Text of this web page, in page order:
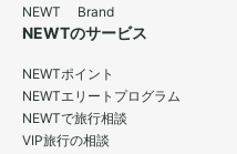
NEWT Brand
NEWTのサービス
NEWTポイント
NEWTエリートプログラム
NEWTで旅行相談
VIP旅行の相談